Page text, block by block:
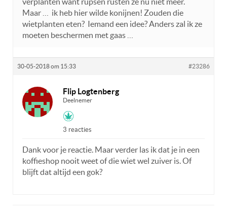
Maar … ik heb hier wilde konijnen! Zouden die
wietplanten eten? Iemand een idee? Anders zal ik ze
moeten beschermen met gaas …
30-05-2018 om 15:33 #23286
Flip Logtenberg
Deelnemer
3 reacties
Dank voor je reactie. Maar verder las ik dat je in een
koffieshop nooit weet of die wiet wel zuiver is. Of
blijft dat altijd een gok?